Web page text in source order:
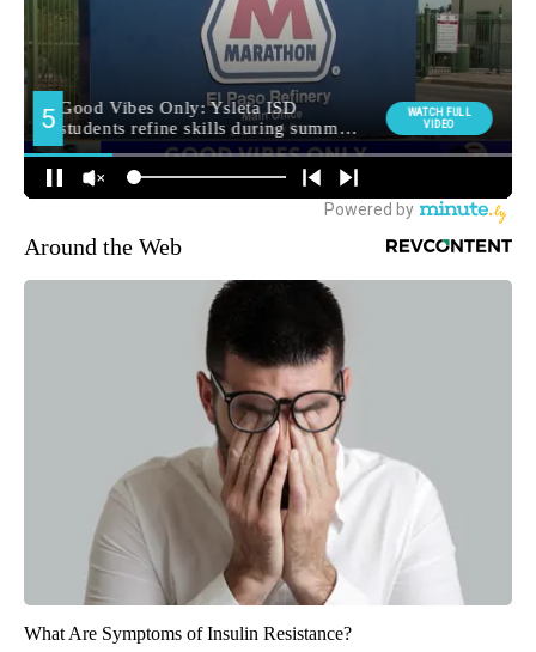
Around the Web
What Are Symptoms of Insulin Resistance?